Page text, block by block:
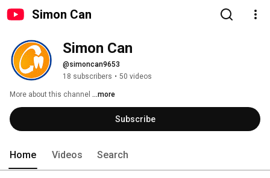
Simon Can
Simon Can
@simoncan9653
18 subscribers • 50 videos
More about this channel ...more
Subscribe
Home Videos Search